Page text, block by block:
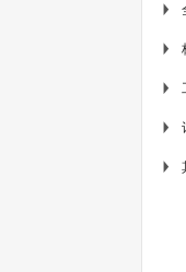
▶
▶
▶
▶
▶